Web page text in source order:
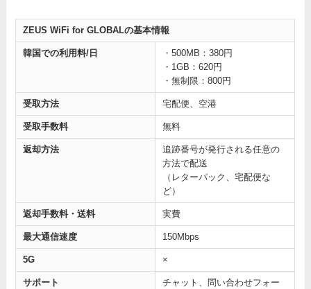
ZEUS WiFi for GLOBALの基本情報
韓国での利用料/日
・500MB：380円
・1GB：620円
・無制限：800円
受取方法 宅配便、空港
受取手数料 無料
返却方法
追跡番号が発行される任意の
方法で配送
（レターパック、宅配便な
ど）
返却手数料・送料 実費
最大通信速度 150Mbps
5G ×
サポート
チャット、問い合わせフォー